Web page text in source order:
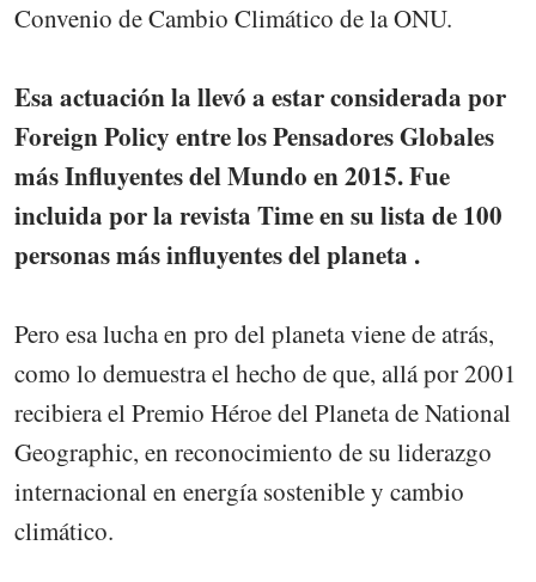
Convenio de Cambio Climático de la ONU.
Esa actuación la llevó a estar considerada por
Foreign Policy entre los Pensadores Globales
más Influyentes del Mundo en 2015. Fue
incluida por la revista Time en su lista de 100
personas más influyentes del planeta .
Pero esa lucha en pro del planeta viene de atrás,
como lo demuestra el hecho de que, allá por 2001
recibiera el Premio Héroe del Planeta de National
Geographic, en reconocimiento de su liderazgo
internacional en energía sostenible y cambio
climático.